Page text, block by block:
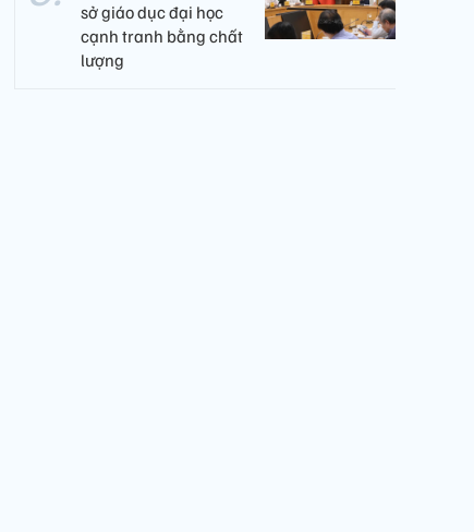
sở giáo dục đại học
cạnh tranh bằng chất
lượng​